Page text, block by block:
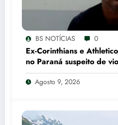
BS NOTÍCIAS 0
Ex-Corinthians e
no Paraná suspeito de
Agosto 9, 2026